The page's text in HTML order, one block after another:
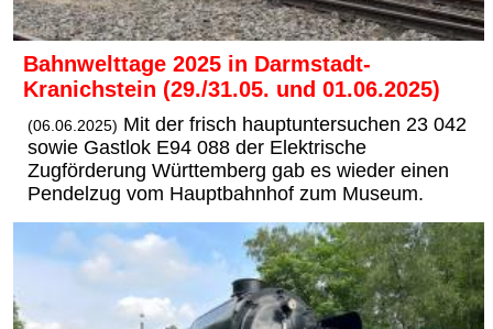
Bahnwelttage 2025 in Darmstadt-
Kranichstein (29./31.05. und 01.06.2025)
(06.06.2025) Mit der frisch hauptuntersuchen 23 042
sowie Gastlok E94 088 der Elektrische
Zugförderung Württemberg gab es wieder einen
Pendelzug vom Hauptbahnhof zum Museum.